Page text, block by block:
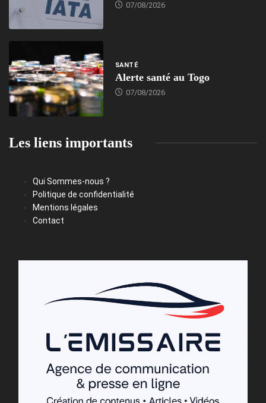
07/08/2026
SANTÉ
Alerte santé au Togo
07/08/2026
Les liens importants
Qui Sommes-nous ?
Politique de confidentialité
Mentions légales
Contact